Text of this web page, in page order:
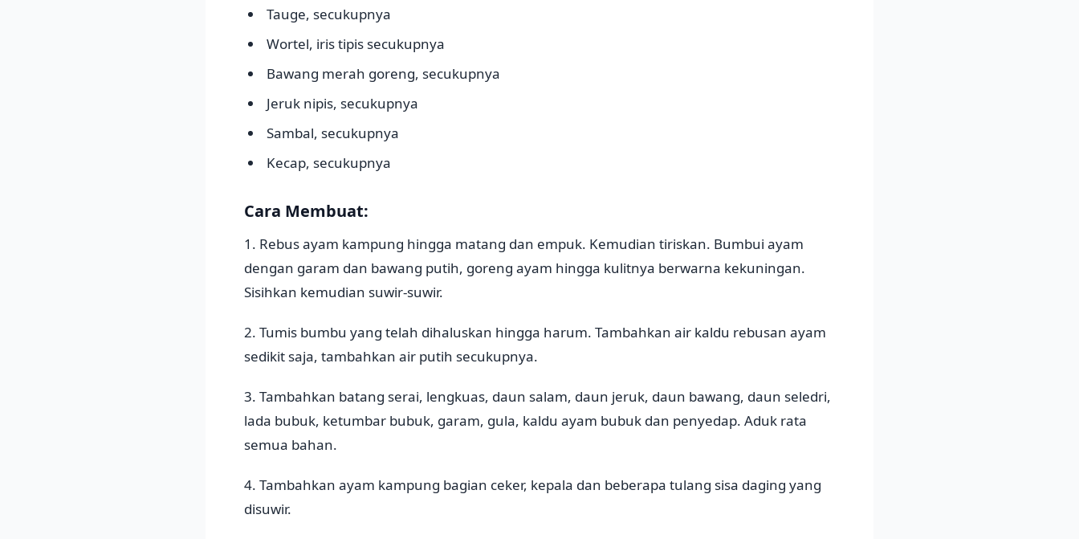
Tauge, secukupnya
Wortel, iris tipis secukupnya
Bawang merah goreng, secukupnya
Jeruk nipis, secukupnya
Sambal, secukupnya
Kecap, secukupnya
Cara Membuat:
1. Rebus ayam kampung hingga matang dan empuk. Kemudian tiriskan. Bumbui ayam
dengan garam dan bawang putih, goreng ayam hingga kulitnya berwarna kekuningan.
Sisihkan kemudian suwir-suwir.
2. Tumis bumbu yang telah dihaluskan hingga harum. Tambahkan air kaldu rebusan ayam
sedikit saja, tambahkan air putih secukupnya.
3. Tambahkan batang serai, lengkuas, daun salam, daun jeruk, daun bawang, daun seledri,
lada bubuk, ketumbar bubuk, garam, gula, kaldu ayam bubuk dan penyedap. Aduk rata
semua bahan.
4. Tambahkan ayam kampung bagian ceker, kepala dan beberapa tulang sisa daging yang
disuwir.